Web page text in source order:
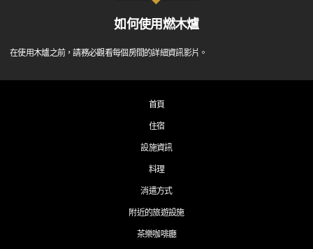
如何使用燃木爐
在使用木爐之前，請務必觀看每個房間的詳細資訊影片。
首頁
住宿
設施資訊
料理
消遣方式
附近的旅遊設施
茶樂咖啡廳